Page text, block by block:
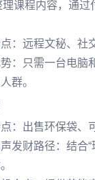
课程内容，通过
：远程文秘、社
：只需一台电脑
群。
：出售环保袋、
发财路径：结合“